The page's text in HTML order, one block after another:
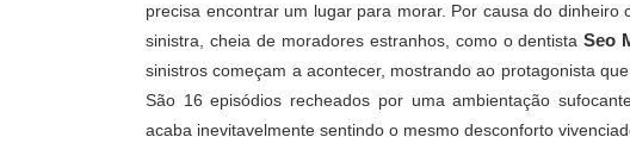
precisa encontrar um lugar para morar. Por causa do
sinistra, cheia de moradores estranhos, como o dentistaSeo
sinistros começam a acontecer, mostrando ao protagonista
São 16 episódios recheados por uma ambientação
acaba inevitavelmente sentindo o mesmo desconforto